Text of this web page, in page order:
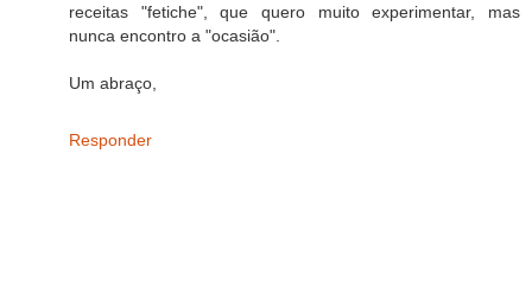
receitas "fetiche", que quero muito experimentar, mas
nunca encontro a "ocasião".
Um abraço,
Responder